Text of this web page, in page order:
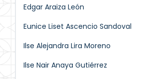
Edgar Araiza León
Eunice Liset Ascencio Sandoval
Ilse Alejandra Lira Moreno
Ilse Nair Anaya Gutiérrez